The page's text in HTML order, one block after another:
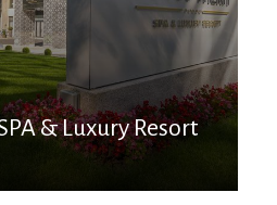
& Luxury Resort